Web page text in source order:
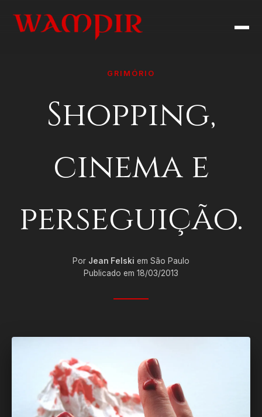
GRIMÓRIO
Shopping,
cinema e
perseguição.
Por Jean Felski em São Paulo
Publicado em 18/03/2013